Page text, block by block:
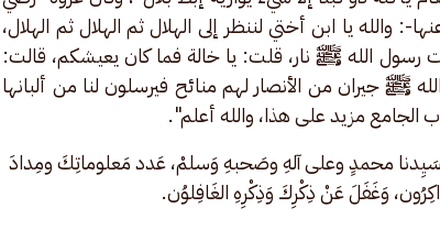
والله يا ابن أختي لننظر إلى الهلال ثم الهلال ثم الهلال،
رسول الله ﷺ نار، قلت: يا خالة فما كان يعيشكم، قالت:
ﷺ جيران من الأنصار لهم منائح فيرسلون لنا من ألبانها
الجامع مزيد على هذا، والله أعلم".
محمدٍ وعلى آلهِ وصَحبهِ وَسلمْ، عَدد مَعلوماتِكَ ومِدادَ
وَغَفَلَ عَنْ ذِكْرِكَ وَذِكْرِهِ الغَافِلوُن.